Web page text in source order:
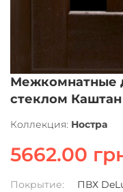
Межкомнатные
стеклом Каштан
Коллекция: Ностра
5662.00
Покрытие:
ПВХ